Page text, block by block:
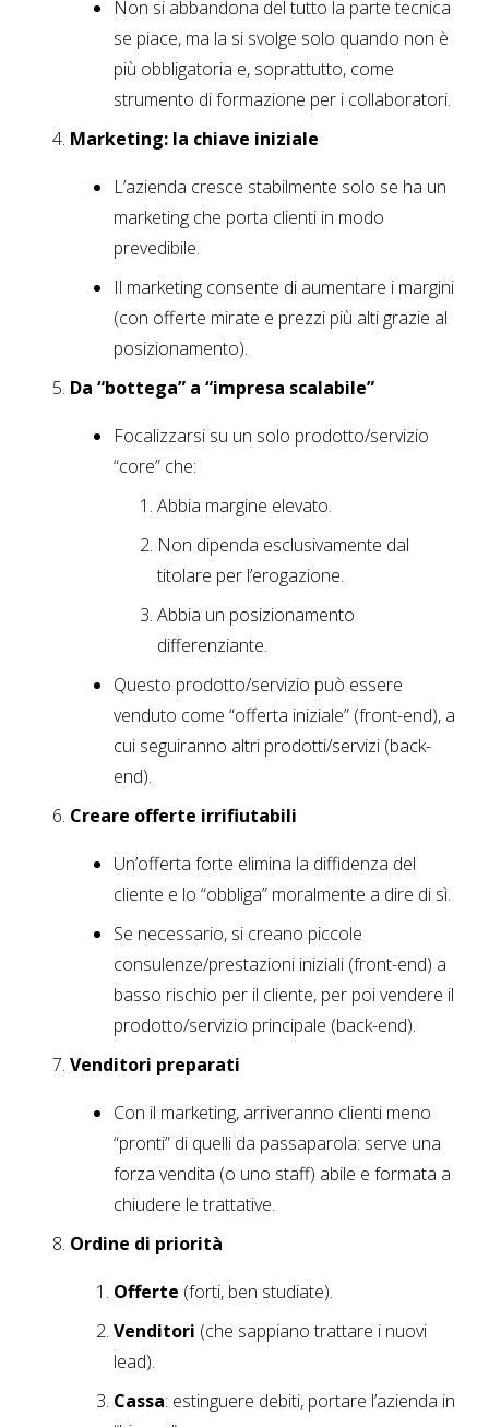
Non si abbandona del tutto la parte tecnica
se piace, ma la si svolge solo quando non è
più obbligatoria e, soprattutto, come
strumento di formazione per i collaboratori.
Marketing: la chiave iniziale
L’azienda cresce stabilmente solo se ha un
marketing che porta clienti in modo
prevedibile.
Il marketing consente di aumentare i margini
(con offerte mirate e prezzi più alti grazie al
posizionamento).
Da “bottega” a “impresa scalabile”
Focalizzarsi su un solo prodotto/servizio
“core” che:
Abbia margine elevato.
Non dipenda esclusivamente dal
titolare per l’erogazione.
Abbia un posizionamento
differenziante.
Questo prodotto/servizio può essere
venduto come “offerta iniziale” (front-end), a
cui seguiranno altri prodotti/servizi (back-
end).
Creare offerte irrifiutabili
Un’offerta forte elimina la diffidenza del
cliente e lo “obbliga” moralmente a dire di sì.
Se necessario, si creano piccole
consulenze/prestazioni iniziali (front-end) a
basso rischio per il cliente, per poi vendere il
prodotto/servizio principale (back-end).
Venditori preparati
Con il marketing, arriveranno clienti meno
“pronti” di quelli da passaparola: serve una
forza vendita (o uno staff) abile e formata a
chiudere le trattative.
Ordine di priorità
Offerte (forti, ben studiate).
Venditori (che sappiano trattare i nuovi
lead).
Cassa: estinguere debiti, portare l’azienda in